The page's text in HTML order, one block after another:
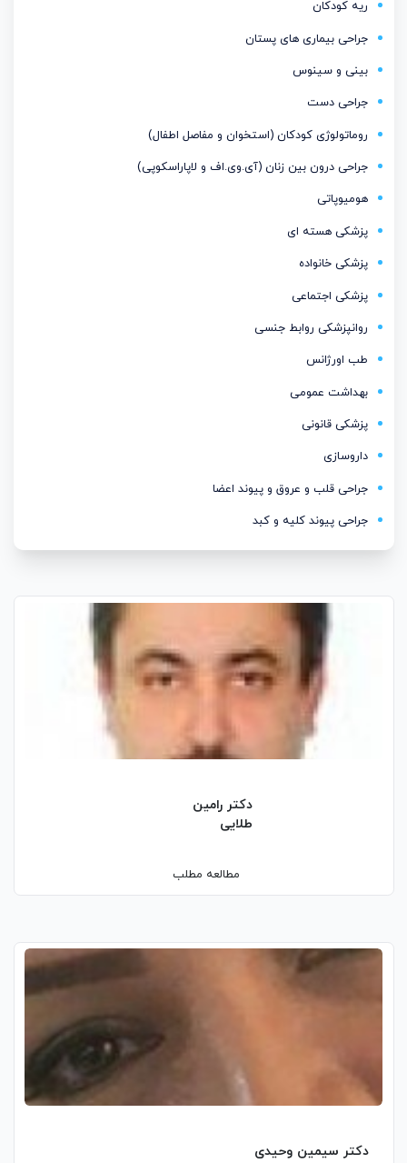
ریه کودکان
جراحی بیماری های پستان
بینی و سینوس
جراحی دست
روماتولوژی کودکان (استخوان و مفاصل اطفال)
جراحی درون بین زنان (آی.وی.اف و لاپاراسکوپی)
هومیوپاتی
پزشکی هسته ای
پزشکی خانواده
پزشکی اجتماعی
روانپزشکی روابط جنسی
طب اورژانس
بهداشت عمومی
پزشکی قانونی
داروسازی
جراحی قلب و عروق و پیوند اعضا
جراحی پیوند کلیه و کبد
دکتر رامین
طلایی
مطالعه مطلب
دکتر سیمین وحیدی